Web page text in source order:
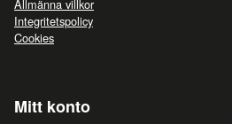
Allmänna villkor
Integritetspolicy
Cookies
Mitt konto